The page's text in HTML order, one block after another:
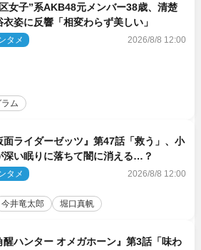
女子”系AKB48元メンバー38歳、清楚
衣姿に反響「相変わらず美しい」
タメ 2026/8/8 12:00
ム
面ライダーゼッツ』第47話「救う」、小
深い眠りに落ちて闇に消える…？
タメ 2026/8/8 12:00
今井竜太郎 堀口真帆
醒ハンター オメガホーン』第3話「味わ